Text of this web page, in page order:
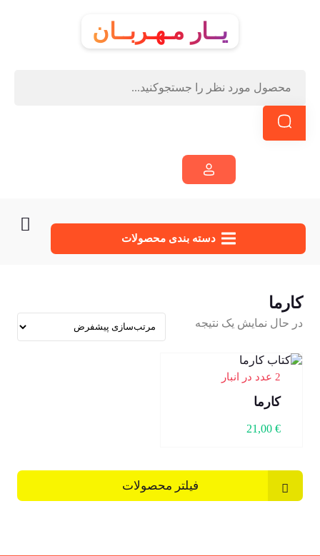
یــار مـهـربــان
دسته‌ بندی محصولات
کارما
در حال نمایش یک نتیجه
2 عدد در انبار
کارما
21,00 €
فیلتر محصولات